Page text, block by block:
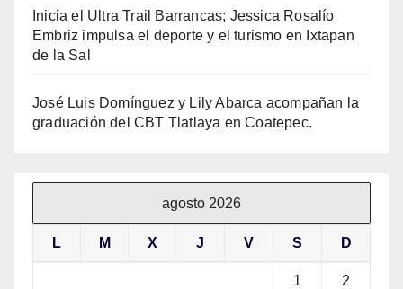
Inicia el Ultra Trail Barrancas; Jessica Rosalío
Embriz impulsa el deporte y el turismo en Ixtapan
de la Sal
José Luis Domínguez y Lily Abarca acompañan la
graduación del CBT Tlatlaya en Coatepec.
agosto 2026
L M X J V S D
1 2